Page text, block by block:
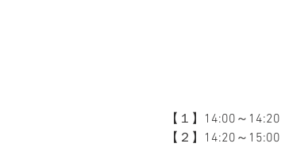
【１】14:00～
【２】14:20～
～Neo P7・